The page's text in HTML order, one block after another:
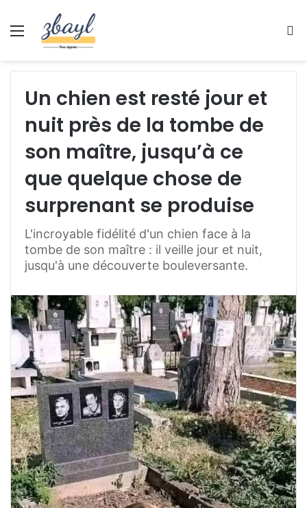
Menu
Un chien est resté jour et
nuit près de la tombe de
son maître, jusqu’à ce
que quelque chose de
surprenant se produise
L'incroyable fidélité d'un chien face à la
tombe de son maître : il veille jour et nuit,
jusqu'à une découverte bouleversante.